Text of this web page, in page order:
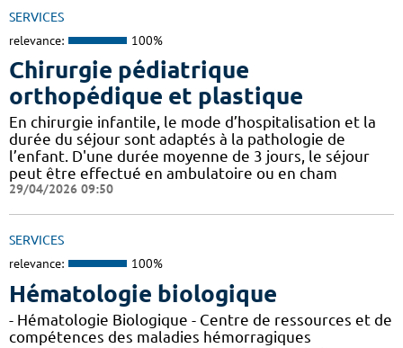
SERVICES
relevance: 100%
Chirurgie pédiatrique
orthopédique et plastique
En chirurgie infantile, le mode d’hospitalisation et la
durée du séjour sont adaptés à la pathologie de
l’enfant. D'une durée moyenne de 3 jours, le séjour
peut être effectué en ambulatoire ou en cham
29/04/2026 09:50
SERVICES
relevance: 100%
Hématologie biologique
- Hématologie Biologique - Centre de ressources et de
compétences des maladies hémorragiques